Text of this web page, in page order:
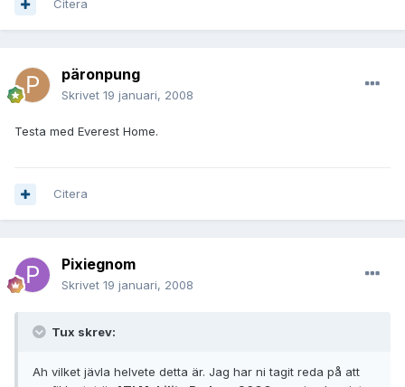
Citera
päronpung
Skrivet 19 januari, 2008
Testa med Everest Home.
Citera
Pixiegnom
Skrivet 19 januari, 2008
Tux skrev:
Ah vilket jävla helvete detta är. Jag har ni tagit reda på att